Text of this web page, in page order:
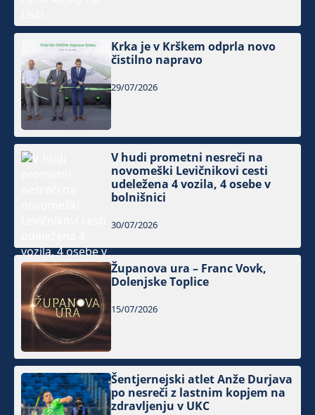
Krka je v Krškem odprla novo
čistilno napravo
29/07/2026
V hudi prometni nesreči na
novomeški Levičnikovi cesti
udeležena 4 vozila, 4 osebe v
bolnišnici
30/07/2026
Županova ura – Franc Vovk,
Dolenjske Toplice
15/07/2026
Šentjernejski atlet Anže Durjava
po nesreči z lastnim kopjem na
zdravljenju v UKC